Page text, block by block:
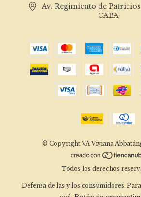
Av. Regimiento de
CABA
© Copyright VA Viviana
Todos los derechos
Defensa de las y los consumidores.